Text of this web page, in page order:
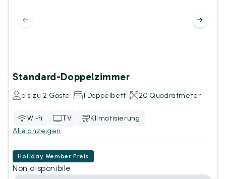
Standard-Doppelzimmer
bis zu 2 Gäste 1 Doppelbett 20 Quadratmeter
Wi-fi TV
Klimatisierung
Alle anzeigen
Hotiday Member Preis
Non disponibile